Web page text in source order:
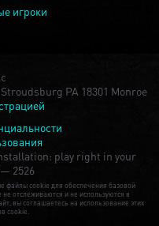
игроки
PA 18301 Monroe
play right in your
2526
файлы cookie для обеспечения базовой
отслеживаются и не используются в
вы соглашаетесь на использование этих
cookie.